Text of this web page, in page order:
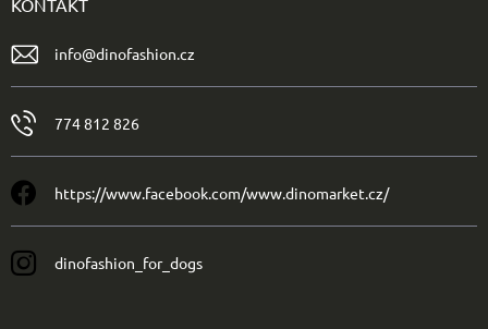
KONTAKT
info@dinofashion.cz
774 812 826
https://www.facebook.com/www.dinomarket.cz/
dinofashion_for_dogs